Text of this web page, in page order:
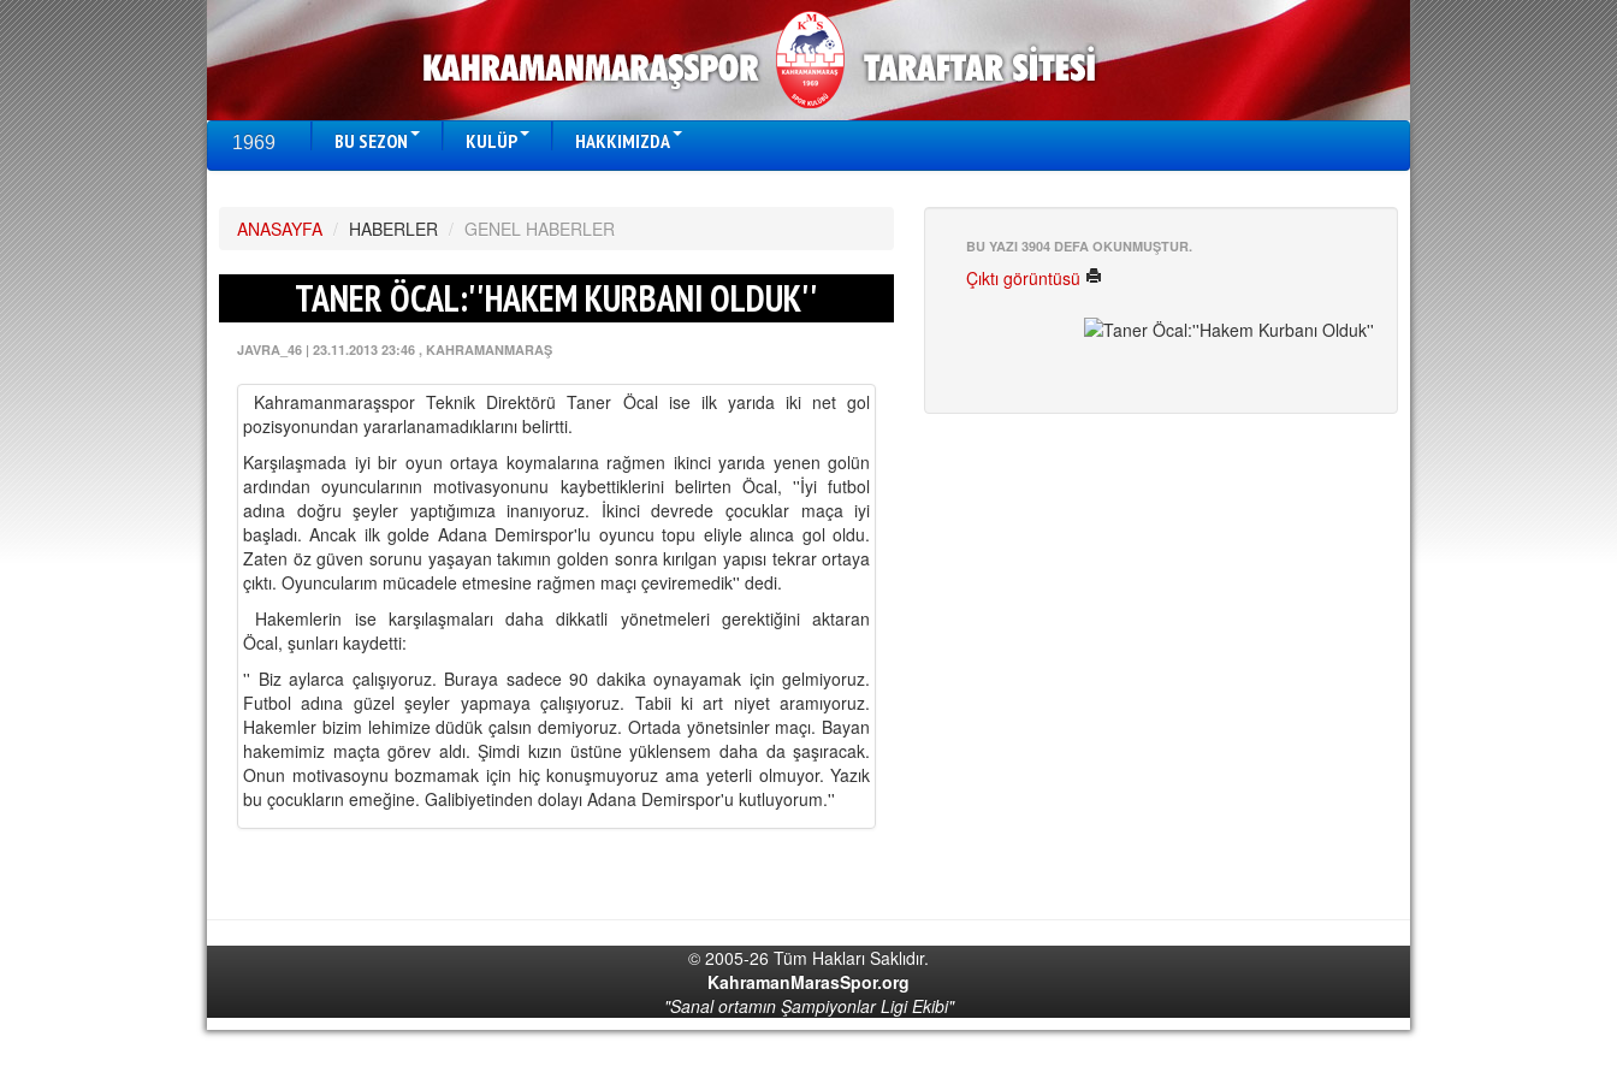
1969 BU SEZON KULÜP HAKKIMIZDA
ANASAYFA / HABERLER / GENEL HABERLER
TANER ÖCAL:''HAKEM KURBANI OLDUK''
JAVRA_46 | 23.11.2013 23:46 , KAHRAMANMARAŞ
Kahramanmaraşspor Teknik Direktörü Taner Öcal ise ilk yarıda iki net gol
pozisyonundan yararlanamadıklarını belirtti.
Karşılaşmada iyi bir oyun ortaya koymalarına rağmen ikinci yarıda yenen golün
ardından oyuncularının motivasyonunu kaybettiklerini belirten Öcal, ''İyi futbol
adına doğru şeyler yaptığımıza inanıyoruz. İkinci devrede çocuklar maça iyi
başladı. Ancak ilk golde Adana Demirspor'lu oyuncu topu eliyle alınca gol oldu.
Zaten öz güven sorunu yaşayan takımın golden sonra kırılgan yapısı tekrar ortaya
çıktı. Oyuncularım mücadele etmesine rağmen maçı çeviremedik'' dedi.
Hakemlerin ise karşılaşmaları daha dikkatli yönetmeleri gerektiğini aktaran
Öcal, şunları kaydetti:
'' Biz aylarca çalışıyoruz. Buraya sadece 90 dakika oynayamak için gelmiyoruz.
Futbol adına güzel şeyler yapmaya çalışıyoruz. Tabii ki art niyet aramıyoruz.
Hakemler bizim lehimize düdük çalsın demiyoruz. Ortada yönetsinler maçı. Bayan
hakemimiz maçta görev aldı. Şimdi kızın üstüne yüklensem daha da şaşıracak.
Onun motivasoynu bozmamak için hiç konuşmuyoruz ama yeterli olmuyor. Yazık
bu çocukların emeğine. Galibiyetinden dolayı Adana Demirspor'u kutluyorum.''
BU YAZI 3904 DEFA OKUNMUŞTUR.
Çıktı görüntüsü
© 2005-26 Tüm Hakları Saklıdır.
KahramanMarasSpor.org
"Sanal ortamın Şampiyonlar Ligi Ekibi"